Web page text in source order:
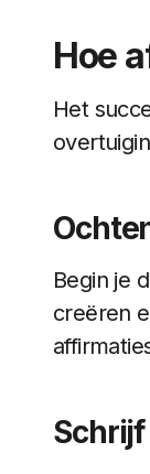
Hoe
Het
Begin je
creëren